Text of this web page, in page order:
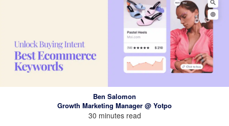
Ben Salomon
Growth Marketing Manager @ Yotpo
30 minutes read